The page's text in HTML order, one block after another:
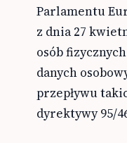
Parlamentu
z dnia 27
osób
danych
przepływu
dyrektywy 95/